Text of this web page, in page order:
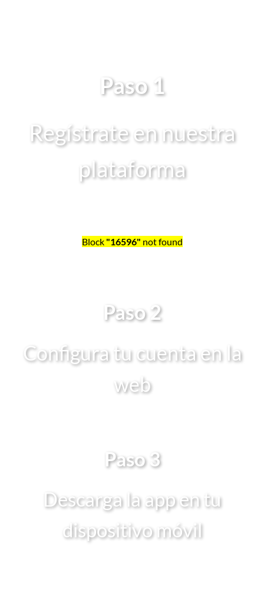
Paso 1
Regístrate en nuestra
plataforma
Block "16596" not found
Paso 2
Configura tu cuenta en la
web
Paso 3
Descarga la app en tu
dispositivo móvil